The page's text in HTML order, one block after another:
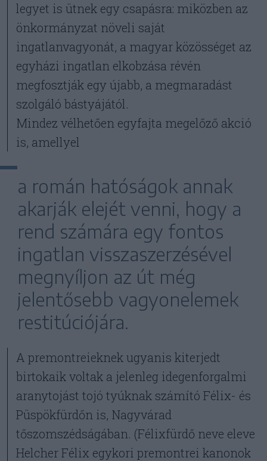
legyet is ütnek egy csapásra: miközben az
önkormányzat növeli saját
ingatlanvagyonát, a magyar közösséget az
egyházi ingatlan elkobzása révén
megfosztják egy újabb, a megmaradást
szolgáló bástyájától.
Mindez vélhetően egyfajta megelőző akció
is, amellyel
a román hatóságok annak
akarják elejét venni, hogy a
rend számára egy fontos
ingatlan visszaszerzésével
megnyíljon az út még
jelentősebb vagyonelemek
restitúciójára.
A premontreieknek ugyanis kiterjedt
birtokaik voltak a jelenleg idegenforgalmi
aranytojást tojó tyúknak számító Félix- és
Püspökfürdőn is, Nagyvárad
tőszomszédságában. (Félixfürdő neve eleve
Helcher Félix egykori premontrei kanonok